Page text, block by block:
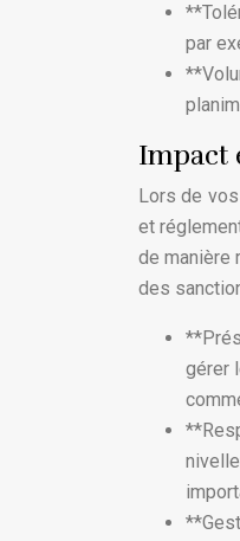
par
Impact
Lors de
et
de manière
des
gérer